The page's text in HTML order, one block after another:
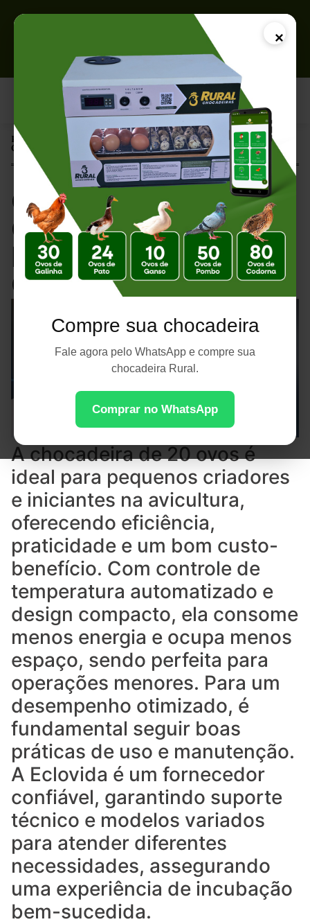
×
Compre sua chocadeira
Fale agora pelo WhatsApp e compre sua
chocadeira Rural.
Comprar no WhatsApp
Página Inicial |
Chocadeira de 20 Ovos: A Solução Ideal para Pequenos Criadores
Chocadeira de 20
Ovos: A Solução
Ideal para Pequenos
Criadores
A chocadeira de 20 ovos é
ideal para pequenos criadores
e iniciantes na avicultura,
oferecendo eficiência,
praticidade e um bom custo-
benefício. Com controle de
temperatura automatizado e
design compacto, ela consome
menos energia e ocupa menos
espaço, sendo perfeita para
operações menores. Para um
desempenho otimizado, é
fundamental seguir boas
práticas de uso e manutenção.
A Eclovida é um fornecedor
confiável, garantindo suporte
técnico e modelos variados
para atender diferentes
necessidades, assegurando
uma experiência de incubação
bem-sucedida.